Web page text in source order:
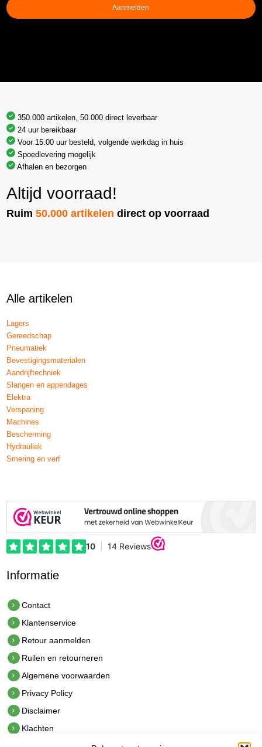
Aanmelden
350.000 artikelen, 50.000 direct leverbaar
24 uur bereikbaar
Voor 15:00 uur besteld, volgende werkdag in huis
Spoedlevering mogelijk
Afhalen en bezorgen
Altijd voorraad!
Ruim50.000 artikelen direct op voorraad
Alle artikelen
Lagers
Gereedschap
Pneumatiek
Bevestigingsmaterialen
Aandrijftechniek
Slangen en appendages
Elektra
Verspaning
Machines
Bescherming
Hydrauliek
Smering en verf
Informatie
Contact
Klantenservice
Retour aanmelden
Ruilen en retourneren
Algemene voorwaarden
Privacy Policy
Disclaimer
Klachten